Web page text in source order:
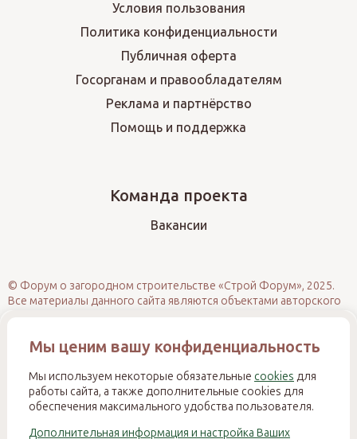
Условия пользования
Политика конфиденциальности
Публичная оферта
Госорганам и правообладателям
Реклама и партнёрство
Помощь и поддержка
Команда проекта
Вакансии
© Форум о загородном строительстве «Строй Форум», 2025.
Все материалы данного сайта являются объектами авторского
сайтах и ресурсах в Интернете) или иное использование
правообладателя. При полном или частичном использовании
материалов обязательно размещение активной прямой
гиперссылки на источник. Несанкционированное
Мы ценим вашу конфиденциальность
Мы используем некоторые обязательные cookies для
работы сайта, а также дополнительные cookies для
обеспечения максимального удобства пользователя.
Дополнительная информация и настройка Ваших